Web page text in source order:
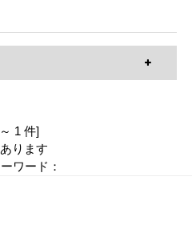
1 件]
ります
ワード：